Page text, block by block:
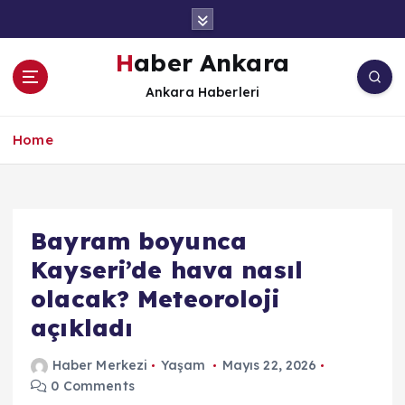
Haber Ankara
Ankara Haberleri
Home
Bayram boyunca
Kayseri’de hava nasıl
olacak? Meteoroloji
açıkladı
Haber Merkezi Yaşam
Mayıs 22, 2026
0 Comments